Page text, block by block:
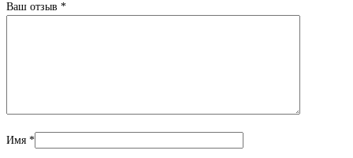
Ваш отзыв *
Имя *